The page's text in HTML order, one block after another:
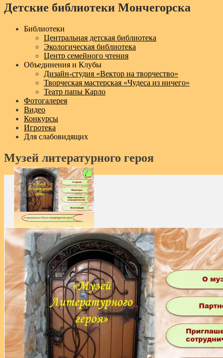
Детские библиотеки Мончегорска
MenuБиблиотеки
Центральная детская библиотека
Экологическая библиотека
Центр семейного чтения
Объединения и Клубы
Дизайн‑студия «Вектор на творчество»
Творческая мастерская «Чудеса из ничего»
Театр папы Карло
Фотогалерея
Видео
Конкурсы
Игротека
Для слабовидящих
Музей литературного героя